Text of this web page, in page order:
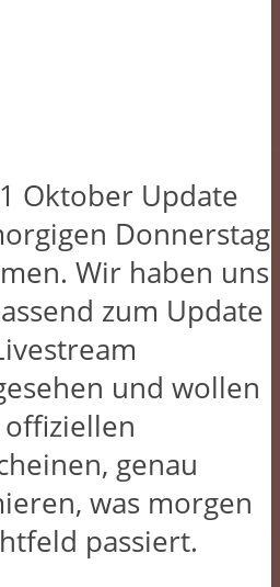
Oktober Update
Donnerstag
Wir haben uns
zum Update
und wollen
genau
was morgen
passiert.